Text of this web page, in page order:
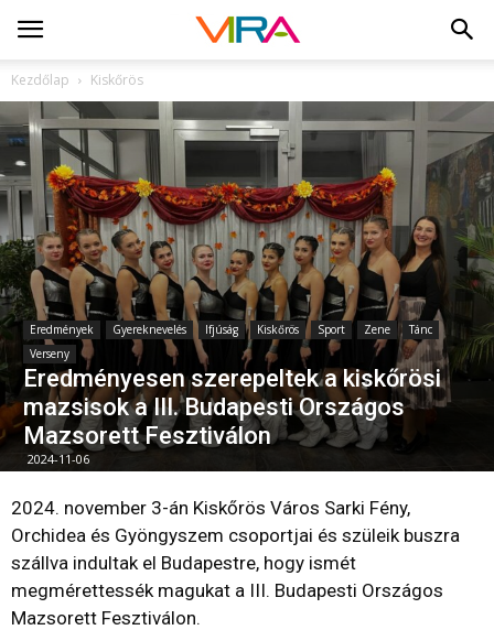
Kezdőlap Kiskőrös
Eredmények Gyereknevelés Ifjúság Kiskőrös Sport Zene
Tánc
Verseny
Eredményesen szerepeltek a kiskőrösi
mazsisok a III. Budapesti Országos
Mazsorett Fesztiválon
2024-11-06
2024. november 3-án Kiskőrös Város Sarki Fény,
Orchidea és Gyöngyszem csoportjai és szüleik buszra
szállva indultak el Budapestre, hogy ismét
megmérettessék magukat a III. Budapesti Országos
Mazsorett Fesztiválon.